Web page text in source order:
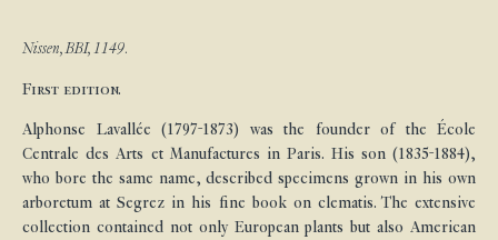
Nissen, BBI, 1149.
First edition.
Alphonse Lavallée (1797-1873) was the founder of the École
Centrale des Arts et Manufactures in Paris. His son (1835-1884),
who bore the same name, described specimens grown in his own
arboretum at Segrez in his fine book on clematis. The extensive
collection contained not only European plants but also American